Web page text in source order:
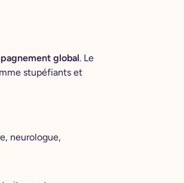
global. Le
stupéfiants et
neurologue,